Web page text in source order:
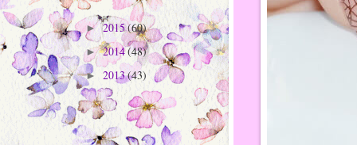
►2015(60)
►2014(48)
► 2013(43)